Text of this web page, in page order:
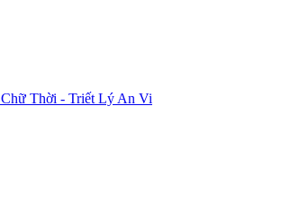
Chữ Thời - Triết Lý An Vi